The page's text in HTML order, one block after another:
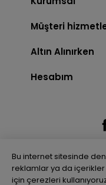
Müşteri
Altın Alınırken
Hesabım
Bu internet sitesinde
reklamlar ya da
için çerezleri